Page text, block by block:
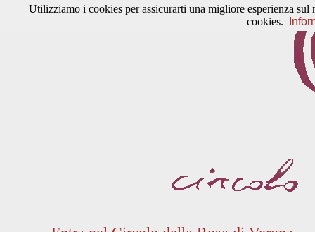
Utilizziamo i cookies per assicurarti una migliore esperienza
cookies.